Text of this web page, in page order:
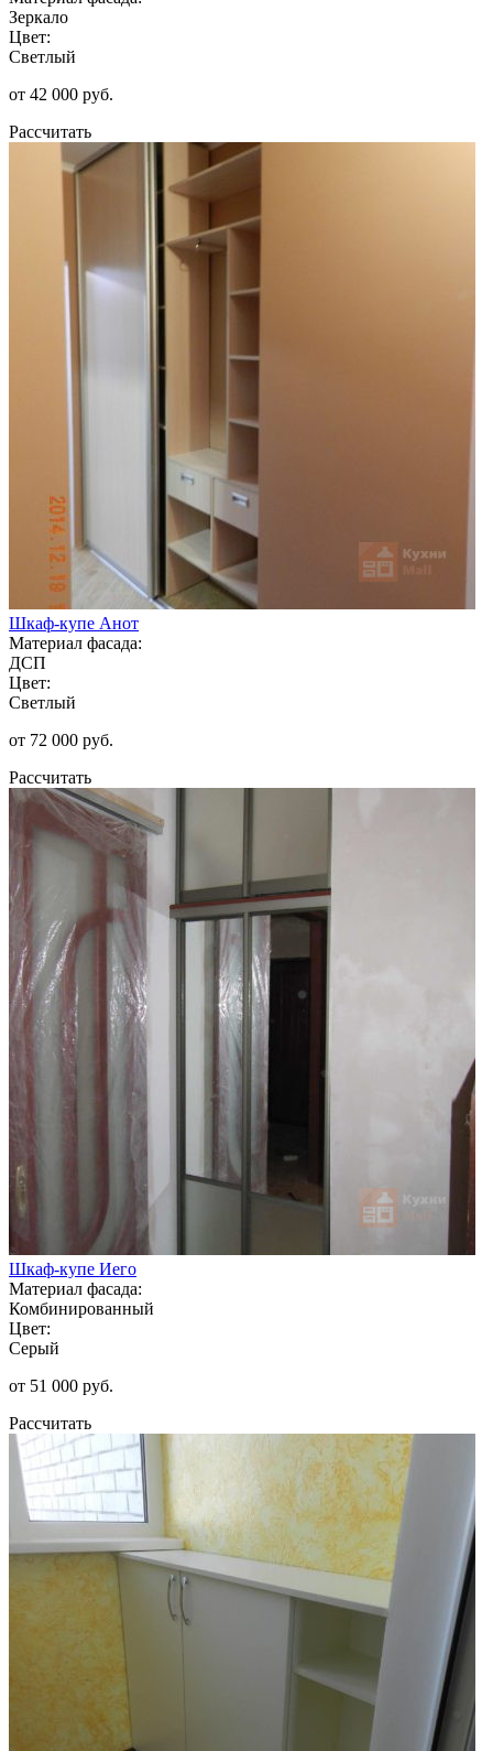
Зеркало
Цвет:
Светлый
от 42 000 руб.
Рассчитать
Шкаф-купе Анот
Материал фасада:
ДСП
Цвет:
Светлый
от 72 000 руб.
Рассчитать
Шкаф-купе Иего
Материал фасада:
Комбинированный
Цвет:
Серый
от 51 000 руб.
Рассчитать